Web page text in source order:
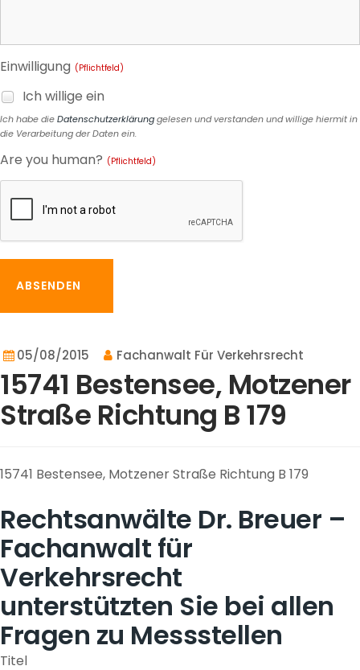
Einwilligung (Pflichtfeld)
Ich willige ein
Ich habe dieDatenschutzerklärunggelesen und verstanden und willige hiermit in
die Verarbeitung der Daten ein.
Are you human? (Pflichtfeld)
ABSENDEN
05/08/2015 Fachanwalt Für Verkehrsrecht
15741 Bestensee, Motzener
Straße Richtung B 179
15741 Bestensee, Motzener Straße Richtung B 179
Rechtsanwälte Dr. Breuer –
Fachanwalt für
Verkehrsrecht
unterstützten Sie bei allen
Fragen zu Messstellen
Titel